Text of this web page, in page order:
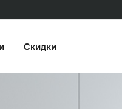
Скидки